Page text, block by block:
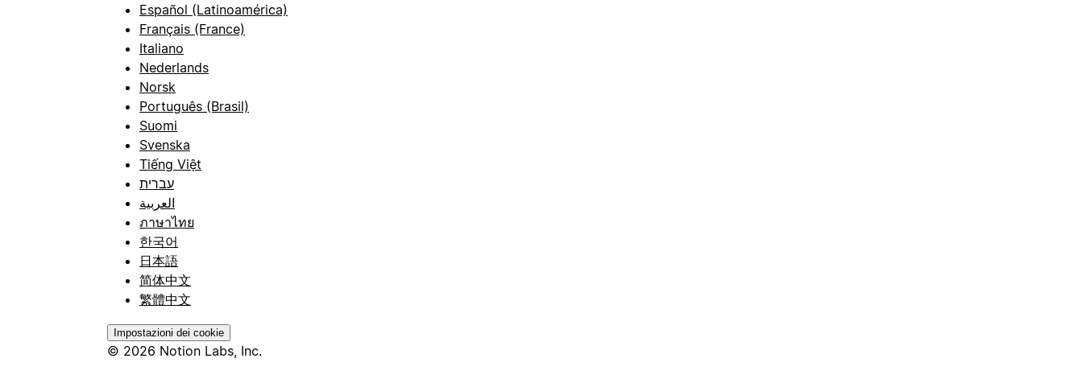
Español (Latinoamérica)
Français (France)
Italiano
Nederlands
Norsk
Português (Brasil)
Suomi
Svenska
Tiếng Việt
עברית
العربية
ภาษาไทย
한국어
日本語
简体中文
繁體中文
Impostazioni dei cookie
© 2026 Notion Labs, Inc.